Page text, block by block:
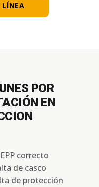
POR
EN
correcto
de casco
de protección